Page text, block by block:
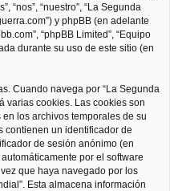
“nos”, “nuestro”, “La Segunda
y phpBB (en adelante
“phpBB Limited”, “Equipo
durante su uso de este sitio (en
Cuando navega por “La Segunda
varias cookies. Las cookies son
los archivos temporales de su
contienen un identificador de
de sesión anónimo (en
por el software
que haya navegado por los
Esta almacena información